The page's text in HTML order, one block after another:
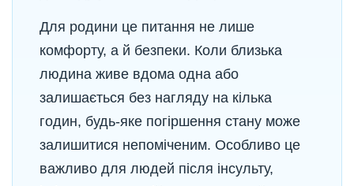
Для родини це питання не лише
комфорту, а й безпеки. Коли близька
людина живе вдома одна або
залишається без нагляду на кілька
годин, будь-яке погіршення стану може
залишитися непоміченим. Особливо це
важливо для людей після інсульту,